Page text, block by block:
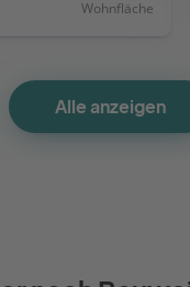
Wohnfläche
Alle anzeigen